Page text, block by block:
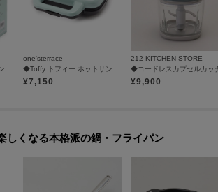
one'sterrace
¥7,150
212 KITCHEN STORE
¥9,900
しくなる本格派の鍋・フライパン